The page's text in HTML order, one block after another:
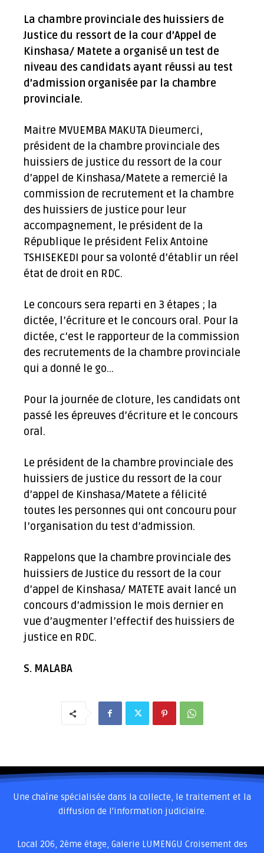
La chambre provinciale des huissiers de
Justice du ressort de la cour d’Appel de
Kinshasa/ Matete a organisé un test de
niveau des candidats ayant réussi au test
d’admission organisée par la chambre
provinciale.
Maitre MVUEMBA MAKUTA Dieumerci,
président de la chambre provinciale des
huissiers de justice du ressort de la cour
d’appel de Kinshasa/Matete a remercié la
commission de recrutement et la chambre
des huissiers de justice pour leur
accompagnement, le président de la
République le président Felix Antoine
TSHISEKEDI pour sa volonté d’établir un réel
état de droit en RDC.
Le concours sera reparti en 3 étapes ; la
dictée, l’écriture et le concours oral. Pour la
dictée, c’est le rapporteur de la commission
des recrutements de la chambre provinciale
qui a donné le go…
Pour la journée de cloture, les candidats ont
passé les épreuves d’écriture et le concours
oral.
Le président de la chambre provinciale des
huissiers de justice du ressort de la cour
d’appel de Kinshasa/Matete a félicité
toutes les personnes qui ont concouru pour
l’organisation du test d’admission.
Rappelons que la chambre provinciale des
huissiers de Justice du ressort de la cour
d’appel de Kinshasa/ MATETE avait lancé un
concours d’admission le mois dernier en
vue d’augmenter l’effectif des huissiers de
justice en RDC.
S. MALABA
Une chaîne spécialisée dans la collecte, le traitement et la
diffusion de l'information judiciaire.
Local 206, 2ème étage, Galerie LUMENGU Croisement des